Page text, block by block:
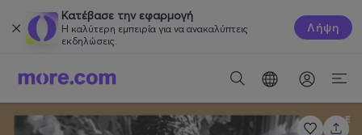
Κατέβασε την εφαρμογή
Η καλύτερη εμπειρία για να ανακαλύπτεις
εκδηλώσεις.
Λήψη